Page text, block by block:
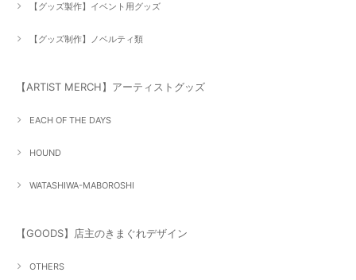
【グッズ製作】イベント用グッズ
【グッズ制作】ノベルティ類
【ARTIST MERCH】アーティストグッズ
EACH OF THE DAYS
HOUND
WATASHIWA-MABOROSHI
【GOODS】店主のきまぐれデザイン
OTHERS